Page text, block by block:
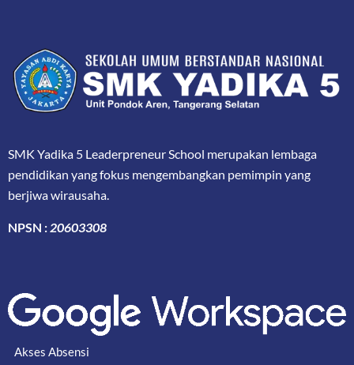
SMK Yadika 5 Leaderpreneur School merupakan lembaga
pendidikan yang fokus mengembangkan pemimpin yang
berjiwa wirausaha.
NPSN : 20603308
Akses Absensi